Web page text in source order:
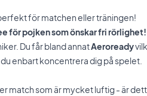
för matchen eller träningen!
för pojken som önskar fri rörlighet!
Du får bland annatAeroready
enbart koncentrera dig på spelet.
match som är mycket luftig - är